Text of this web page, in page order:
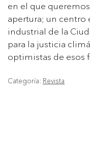
en el que
apertura; un centro
industrial de la
para la justicia
optimistas de esos
Categoría: Revista